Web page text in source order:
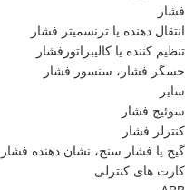
فشار
انتقال دهنده یا ترنسمیتر فشار
تنظیم کننده یا کالیبراتورفشار
حسگر فشار، سنسور فشار
سایر
سوئیچ فشار
کنترلر فشار
گیج یا فشار سنج، نشان دهنده فشار
کارت های کنترلی